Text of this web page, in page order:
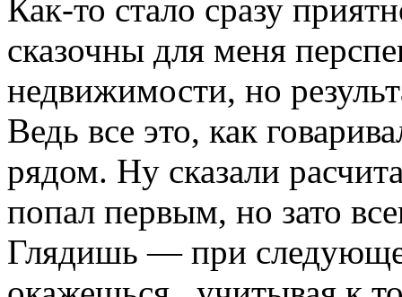
Как-то стало сразу
сказочны для меня
недвижимости, но
Ведь все это, как
рядом. Ну сказали
попал первым, но зато
Глядишь — при